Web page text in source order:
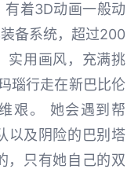
着3D动画一般动
备系统，超过200
实用画风，充满挑
瑙行走在新巴比伦
艰。 她会遇到帮
以及阴险的巴别塔
，只有她自己的双